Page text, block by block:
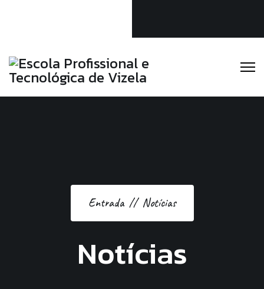
Notícias
Entrada Notícias